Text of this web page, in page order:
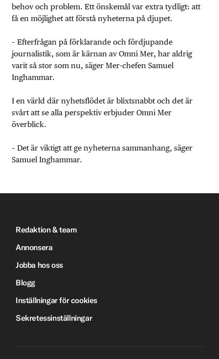
behov och problem. Ett önskemål var extra tydligt: att
få en möjlighet att förstå nyheterna på djupet.
– Efterfrågan på förklarande och fördjupande
journalistik, som är kärnan av Omni Mer, har aldrig
varit så stor som nu, säger Mer-chefen Samuel
Inghammar.
I en värld där nyhetsflödet är blixtsnabbt och det är
svårt att se alla perspektiv erbjuder Omni Mer
överblick.
– Det är viktigt att ge nyheterna sammanhang, säger
Samuel Inghammar.
Redaktion & team
Annonsera
Jobba hos oss
Blogg
Inställningar för cookies
Sekretessinställningar